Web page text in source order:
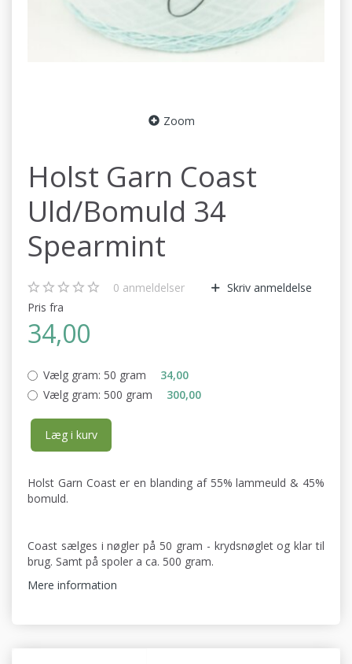
Zoom
Holst Garn Coast
Uld/Bomuld 34
Spearmint
0 anmeldelser
Skriv anmeldelse
Pris fra
34,00
Vælg gram: 50 gram
34,00
Vælg gram: 500 gram 300,00
Læg i kurv
Holst Garn Coast er en blanding af 55% lammeuld & 45%
bomuld.
Coast sælges i nøgler på 50 gram - krydsnøglet og klar til
brug. Samt på spoler a ca. 500 gram.
Mere information